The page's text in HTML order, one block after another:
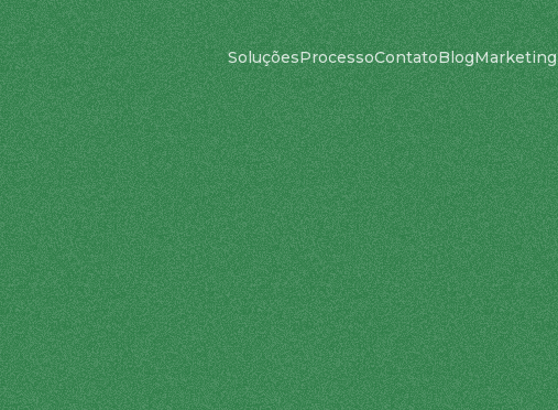
SoluçõesProcessoContatoBlogMarketing